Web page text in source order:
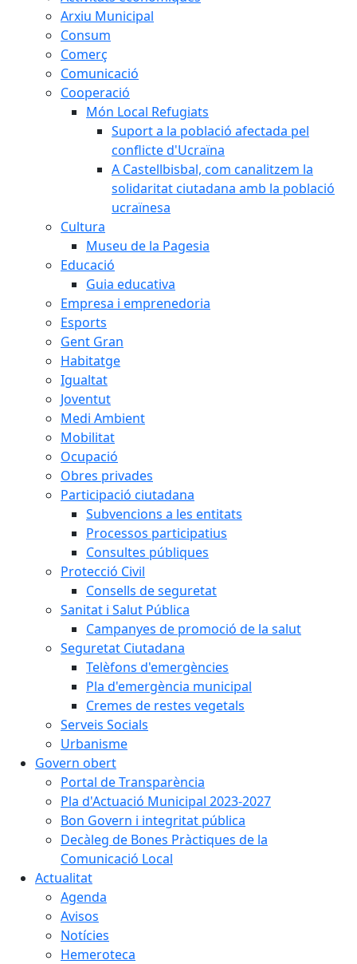
Arxiu Municipal
Consum
Comerç
Comunicació
Cooperació
Món Local Refugiats
Suport a la població afectada pel
conflicte d'Ucraïna
A Castellbisbal, com canalitzem la
solidaritat ciutadana amb la població
ucraïnesa
Cultura
Museu de la Pagesia
Educació
Guia educativa
Empresa i emprenedoria
Esports
Gent Gran
Habitatge
Igualtat
Joventut
Medi Ambient
Mobilitat
Ocupació
Obres privades
Participació ciutadana
Subvencions a les entitats
Processos participatius
Consultes públiques
Protecció Civil
Consells de seguretat
Sanitat i Salut Pública
Campanyes de promoció de la salut
Seguretat Ciutadana
Telèfons d'emergències
Pla d'emergència municipal
Cremes de restes vegetals
Serveis Socials
Urbanisme
Govern obert
Portal de Transparència
Pla d'Actuació Municipal 2023-2027
Bon Govern i integritat pública
Decàleg de Bones Pràctiques de la
Comunicació Local
Actualitat
Agenda
Avisos
Notícies
Hemeroteca